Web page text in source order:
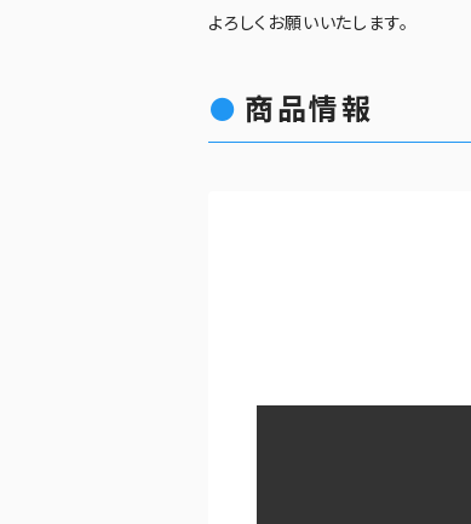
よろしくお願いいたします。
商品情報